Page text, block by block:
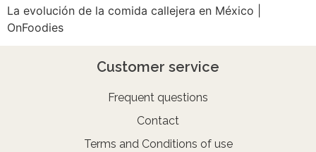
La evolución de la comida callejera en México |
OnFoodies
Customer service
Frequent questions
Contact
Terms and Conditions of use